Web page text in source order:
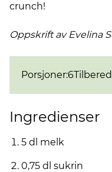
crunch!
Oppskrift av Evelina
Porsjoner:6
Ingredienser
5 dl melk
0,75 dl sukrin